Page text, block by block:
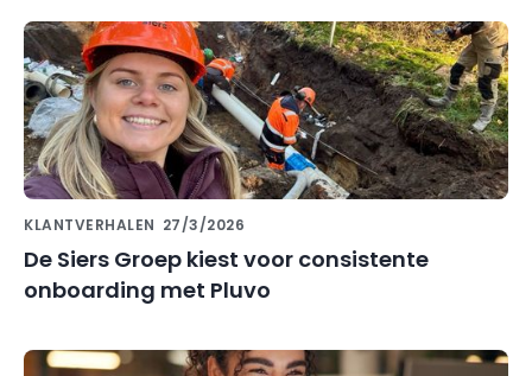
KLANTVERHALEN 27/3/2026
De Siers Groep kiest voor consistente
onboarding met Pluvo